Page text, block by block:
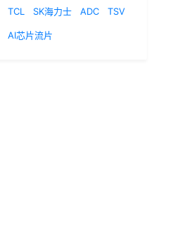
TCL SK海力士 ADC TSV
AI芯片流片